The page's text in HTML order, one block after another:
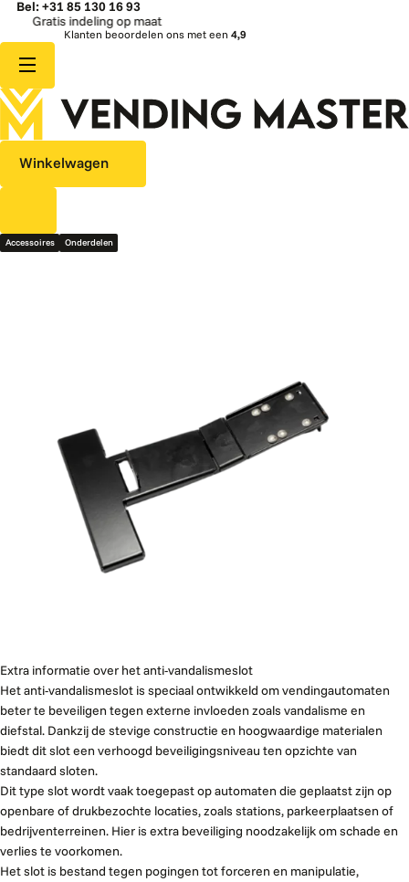
Bel: +31 85 130 16 93
Gratis indeling op maat
Klanten beoordelen ons met een 4,9
Winkelwagen
Accessoires Onderdelen
Extra informatie over het anti-vandalismeslot
Het anti-vandalismeslot is speciaal ontwikkeld om vendingautomaten
beter te beveiligen tegen externe invloeden zoals vandalisme en
diefstal. Dankzij de stevige constructie en hoogwaardige materialen
biedt dit slot een verhoogd beveiligingsniveau ten opzichte van
standaard sloten.
Dit type slot wordt vaak toegepast op automaten die geplaatst zijn op
openbare of drukbezochte locaties, zoals stations, parkeerplaatsen of
bedrijventerreinen. Hier is extra beveiliging noodzakelijk om schade en
verlies te voorkomen.
Het slot is bestand tegen pogingen tot forceren en manipulatie,